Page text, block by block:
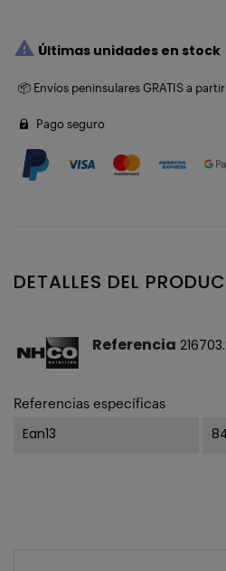
 Últimas unidades en stock
📦 Envíos peninsulares GRATIS a
Pago seguro
DETALLES DEL
Referencia
Referencias específicas
Ean13